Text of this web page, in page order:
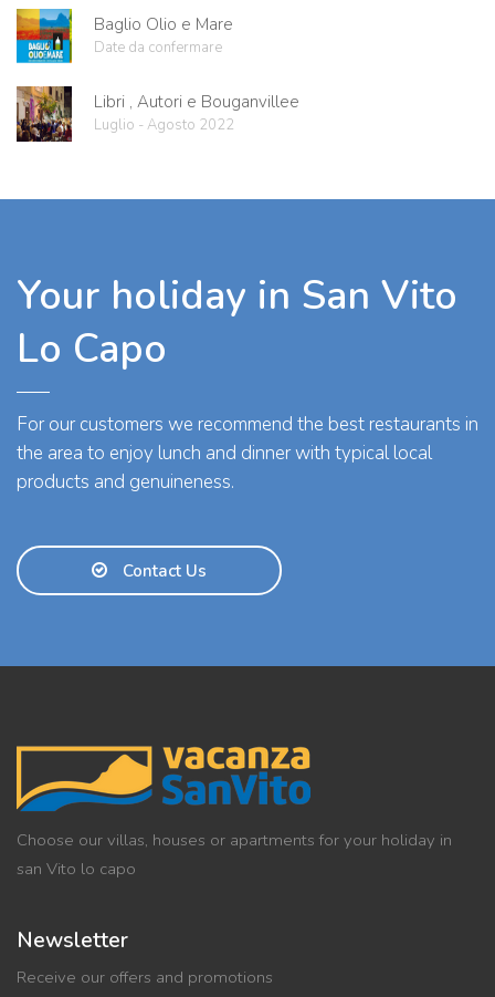
Baglio Olio e Mare
Date da confermare
Libri , Autori e Bouganvillee
Luglio - Agosto 2022
Your holiday in San Vito
Lo Capo
For our customers we recommend the best restaurants in
the area to enjoy lunch and dinner with typical local
products and genuineness.
Contact Us
Choose our villas, houses or apartments for your holiday in
san Vito lo capo
Newsletter
Receive our offers and promotions